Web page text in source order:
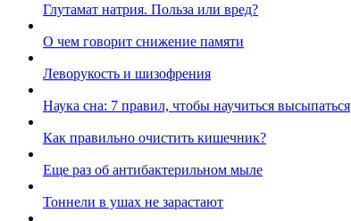
Глутамат натрия. Польза или вред?
О чем говорит снижение памяти
Леворукость и шизофрения
Наука сна: 7 правил, чтобы научиться высыпаться
Как правильно очистить кишечник?
Еще раз об антибактерильном мыле
Тоннели в ушах не зарастают